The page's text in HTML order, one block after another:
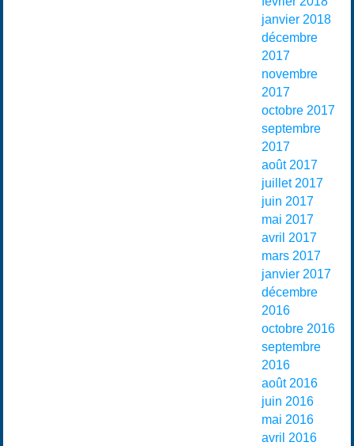
janvier 2018
décembre
2017
novembre
2017
octobre 2017
septembre
2017
août 2017
juillet 2017
juin 2017
mai 2017
avril 2017
mars 2017
janvier 2017
décembre
2016
octobre 2016
septembre
2016
août 2016
juin 2016
mai 2016
avril 2016